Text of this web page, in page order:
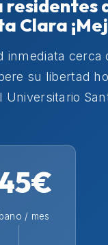
Clara
inmediata
su libertad
Universitario
/ mes